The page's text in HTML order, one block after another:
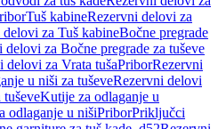
Tuš kabineRezervni delovi za
za Tuš kabineBočne pregrade
delovi za Bočne pregrade za tuševe
delovi za Vrata tušaPriborRezervni
u niši za tuševeRezervni delovi
Kutije za odlaganje u
odlaganje u nišiPriborPriključci